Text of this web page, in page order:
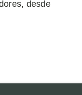
desde